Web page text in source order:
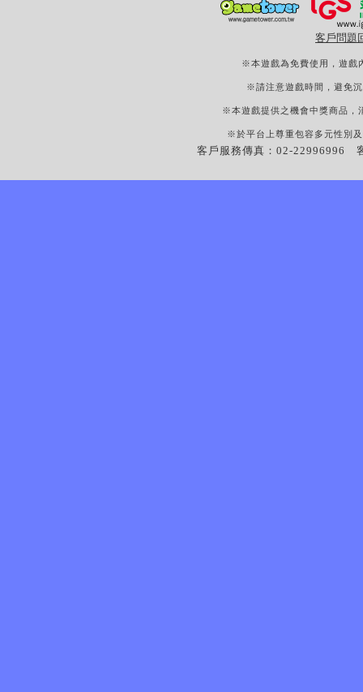
客戶問題
※本遊戲為免費使用，遊戲
※請注意遊戲時間，避免
※本遊戲提供之機會中獎商品，
※於平台上尊重包容多元性別
客戶服務傳真：02-22996996